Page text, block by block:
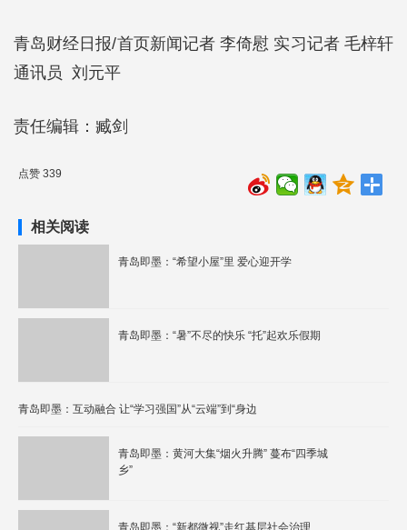
青岛财经日报/首页新闻记者 李倚慰 实习记者 毛梓轩
通讯员 刘元平
责任编辑：臧剑
点赞 339
相关阅读
青岛即墨：“希望小屋”里 爱心迎开学
青岛即墨：“暑”不尽的快乐 “托”起欢乐假期
青岛即墨：互动融合 让“学习强国”从“云端”到“身边
青岛即墨：黄河大集“烟火升腾” 蔓布“四季城
乡”
青岛即墨：“新都微视”走红基层社会治理